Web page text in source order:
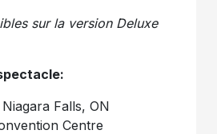
sur la version Deluxe
Falls, ON
Centre